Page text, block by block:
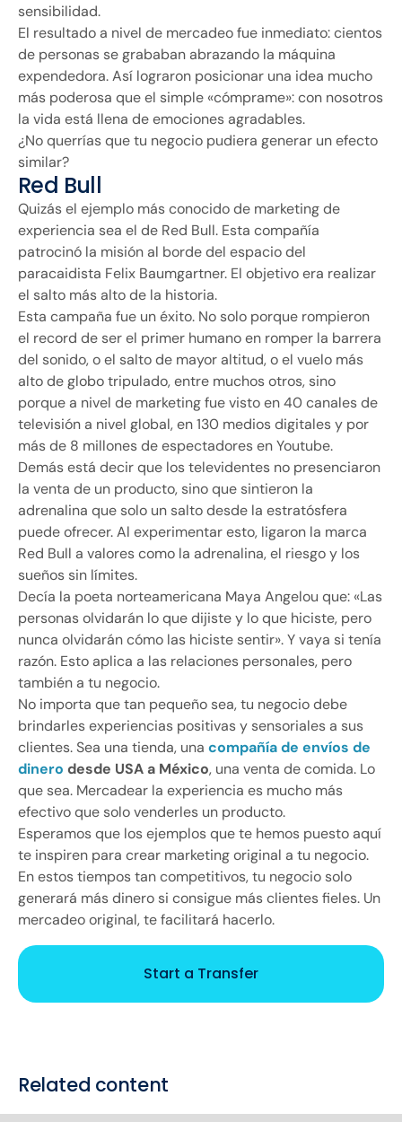
sensibilidad.
El resultado a nivel de mercadeo fue inmediato: cientos
de personas se grababan abrazando la máquina
expendedora. Así lograron posicionar una idea mucho
más poderosa que el simple «cómprame»: con nosotros
la vida está llena de emociones agradables.
¿No querrías que tu negocio pudiera generar un efecto
similar?
Red Bull
Quizás el ejemplo más conocido de marketing de
experiencia sea el de Red Bull. Esta compañía
patrocinó la misión al borde del espacio del
paracaidista Felix Baumgartner. El objetivo era realizar
el salto más alto de la historia.
Esta campaña fue un éxito. No solo porque rompieron
el record de ser el primer humano en romper la barrera
del sonido, o el salto de mayor altitud, o el vuelo más
alto de globo tripulado, entre muchos otros, sino
porque a nivel de marketing fue visto en 40 canales de
televisión a nivel global, en 130 medios digitales y por
más de 8 millones de espectadores en Youtube.
Demás está decir que los televidentes no presenciaron
la venta de un producto, sino que sintieron la
adrenalina que solo un salto desde la estratósfera
puede ofrecer. Al experimentar esto, ligaron la marca
Red Bull a valores como la adrenalina, el riesgo y los
sueños sin límites.
Decía la poeta norteamericana Maya Angelou que: «Las
personas olvidarán lo que dijiste y lo que hiciste, pero
nunca olvidarán cómo las hiciste sentir». Y vaya si tenía
razón. Esto aplica a las relaciones personales, pero
también a tu negocio.
No importa que tan pequeño sea, tu negocio debe
brindarles experiencias positivas y sensoriales a sus
clientes. Sea una tienda, una compañía de envíos de
dinero desde USA a México, una venta de comida. Lo
que sea. Mercadear la experiencia es mucho más
efectivo que solo venderles un producto.
Esperamos que los ejemplos que te hemos puesto aquí
te inspiren para crear marketing original a tu negocio.
En estos tiempos tan competitivos, tu negocio solo
generará más dinero si consigue más clientes fieles. Un
mercadeo original, te facilitará hacerlo.
Start a Transfer
Related content